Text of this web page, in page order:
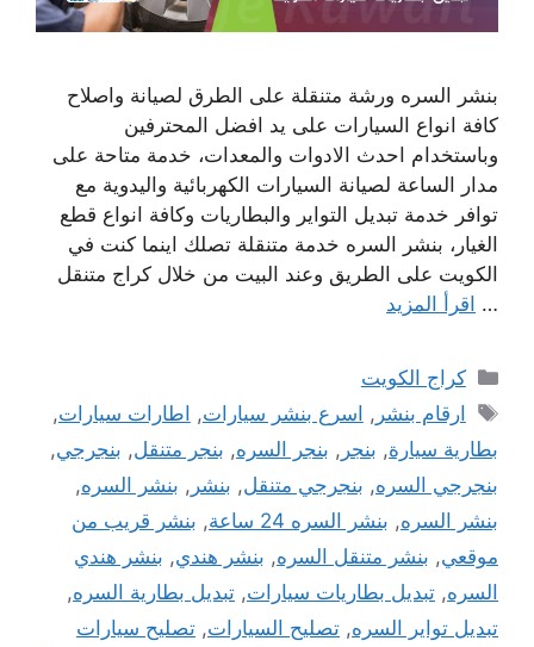
بنشر السره ورشة متنقلة على الطرق لصيانة واصلاح
كافة انواع السيارات على يد افضل المحترفين
وباستخدام احدث الادوات والمعدات، خدمة متاحة على
مدار الساعة لصيانة السيارات الكهربائية واليدوية مع
توافر خدمة تبديل التواير والبطاريات وكافة انواع قطع
الغيار، بنشر السره خدمة متنقلة تصلك اينما كنت في
الكويت على الطريق وعند البيت من خلال كراج متنقل
… اقرأ المزيد
التصنيفات
كراج الكويت
الوسوم
ارقام بنشر , اسرع بنشر سيارات, اطارات سيارات,
بطارية سيارة, بنجر , بنجر السره, بنجر متنقل, بنجرجي,
بنجرجي السره, بنجرجي متنقل, بنشر , بنشر السره,
بنشر السره, بنشر السره 24 ساعة , بنشر قريب من
موقعي, بنشر متنقل السره, بنشر هندي, بنشر هندي
السره, تبديل بطاريات سيارات, تبديل بطارية السره,
تبديل تواير السره, تصليح السيارات, تصليح سيارات